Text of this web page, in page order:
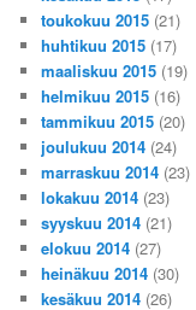
toukokuu 2015 (21)
huhtikuu 2015 (17)
maaliskuu 2015 (19)
helmikuu 2015 (16)
tammikuu 2015 (20)
joulukuu 2014 (24)
marraskuu 2014 (23)
lokakuu 2014 (23)
syyskuu 2014 (21)
elokuu 2014 (27)
heinäkuu 2014 (30)
kesäkuu 2014 (26)